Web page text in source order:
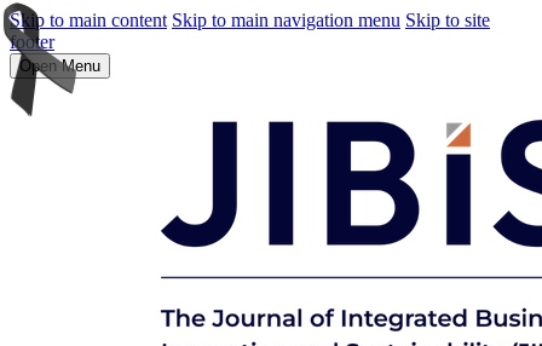
Skip to main content Skip to main navigation menu Skip to site
footer
Open Menu